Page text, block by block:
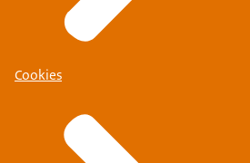
Cookies